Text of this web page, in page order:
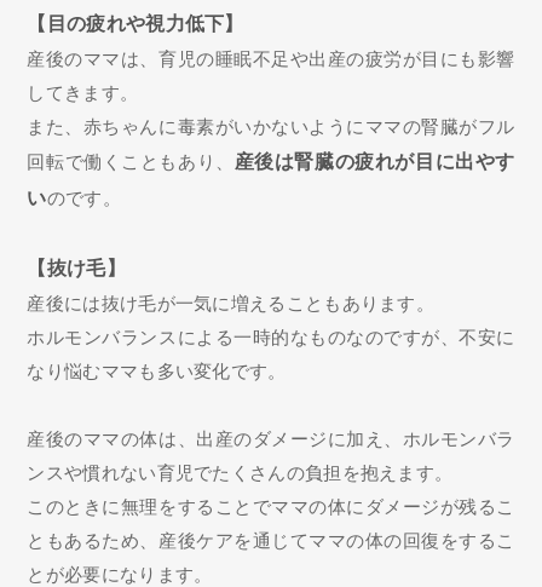
【目の疲れや視力低下】
産後のママは、育児の睡眠不足や出産の疲労が目にも影響
してきます。
また、赤ちゃんに毒素がいかないようにママの腎臓がフル
回転で働くこともあり、 産後は腎臓の疲れが目に出やす
いのです。
【抜け毛】
産後には抜け毛が一気に増えることもあります。
ホルモンバランスによる一時的なものなのですが、不安に
なり悩むママも多い変化です。
産後のママの体は、出産のダメージに加え、ホルモンバラ
ンスや慣れない育児でたくさんの負担を抱えます。
このときに無理をすることでママの体にダメージが残るこ
ともあるため、産後ケアを通じてママの体の回復をするこ
とが必要になります。